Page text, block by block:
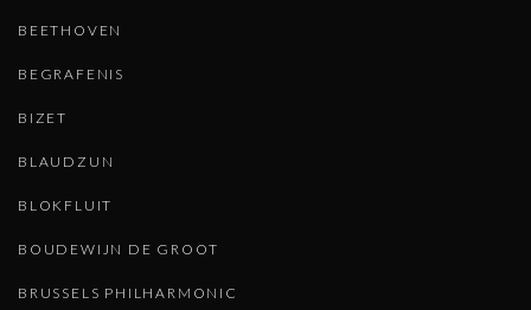
BEETHOVEN
BEGRAFENIS
BIZET
BLAUDZUN
BLOKFLUIT
BOUDEWIJN DE GROOT
BRUSSELS PHILHARMONIC